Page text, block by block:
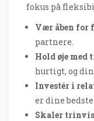
fokus på
Vær åben for
partnere.
Hold øje med
hurtigt, og
Investér i
er dine
Skaler trinvis